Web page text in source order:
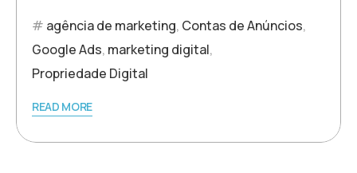
agência de marketing, Contas de Anúncios,
Google Ads, marketing digital,
Propriedade Digital
READ MORE